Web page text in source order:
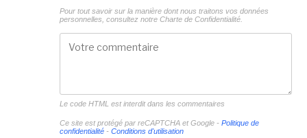
Pour tout savoir sur la manière dont nous traitons vos données
personnelles, consultez notre Charte de Confidentialité.
Le code HTML est interdit dans les commentaires
Ce site est protégé par reCAPTCHA et Google - Politique de
confidentialité- Conditions d'utilisation